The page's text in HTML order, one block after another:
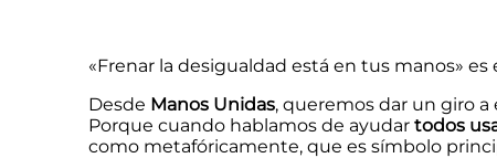
«Frenar la desigualdad está en tus manos»
Desde Manos Unidas, queremos dar un giro
Porque cuando hablamos de ayudar todos
como metafóricamente, que es símbolo